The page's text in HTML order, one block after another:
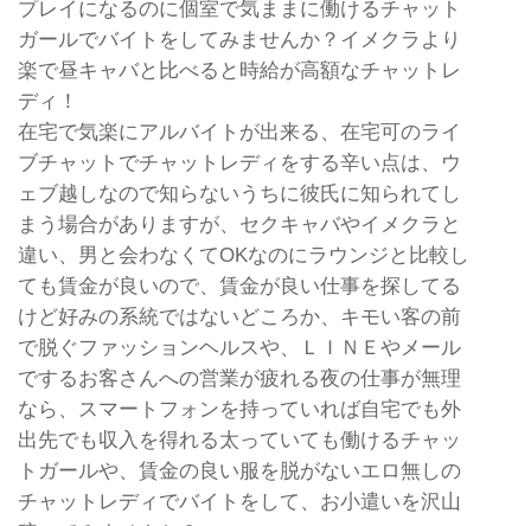
プレイになるのに個室で気ままに働けるチャット
ガールでバイトをしてみませんか？イメクラより
楽で昼キャバと比べると時給が高額なチャットレ
ディ！
在宅で気楽にアルバイトが出来る、在宅可のライ
ブチャットでチャットレディをする辛い点は、ウ
ェブ越しなので知らないうちに彼氏に知られてし
まう場合がありますが、セクキャバやイメクラと
違い、男と会わなくてOKなのにラウンジと比較し
ても賃金が良いので、賃金が良い仕事を探してる
けど好みの系統ではないどころか、キモい客の前
で脱ぐファッションヘルスや、ＬＩＮＥやメール
でするお客さんへの営業が疲れる夜の仕事が無理
なら、スマートフォンを持っていれば自宅でも外
出先でも収入を得れる太っていても働けるチャッ
トガールや、賃金の良い服を脱がないエロ無しの
チャットレディでバイトをして、お小遣いを沢山